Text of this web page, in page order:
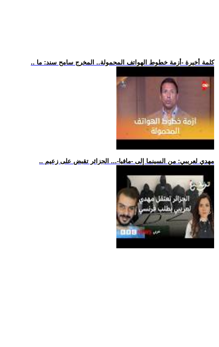
.. كلمة أخيرة -أزمة خطوط الهواتف المحمولة.. المخرج سامح سند: ما
.. مهدي لعريبي: من السينما إلى -مافيا-... الجزائر تقبض على زعيم